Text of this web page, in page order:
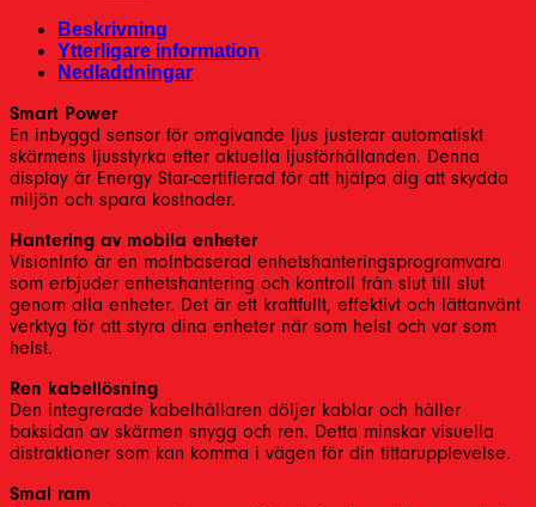
Beskrivning
Ytterligare information
Nedladdningar
Smart Power
En inbyggd sensor för omgivande ljus justerar automatiskt
skärmens ljusstyrka efter aktuella ljusförhållanden. Denna
display är Energy Star-certifierad för att hjälpa dig att skydda
miljön och spara kostnader.
Hantering av mobila enheter
VisionInfo är en molnbaserad enhetshanteringsprogramvara
som erbjuder enhetshantering och kontroll från slut till slut
genom alla enheter. Det är ett kraftfullt, effektivt och lättanvänt
verktyg för att styra dina enheter när som helst och var som
helst.
Ren kabellösning
Den integrerade kabelhållaren döljer kablar och håller
baksidan av skärmen snygg och ren. Detta minskar visuella
distraktioner som kan komma i vägen för din tittarupplevelse.
Smal ram